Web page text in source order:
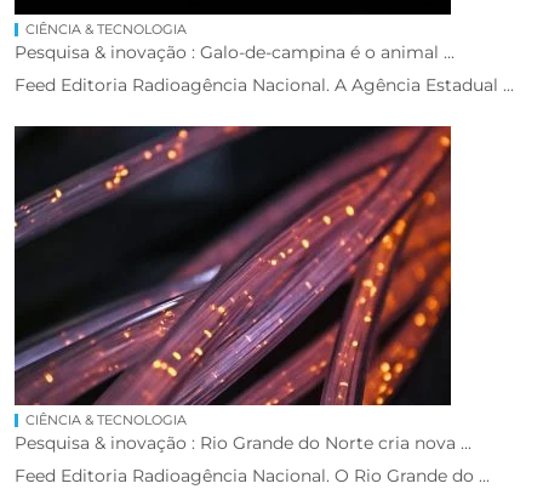
CIÊNCIA & TECNOLOGIA
Pesquisa & inovação : Galo-de-campina é o animal ...
Feed Editoria Radioagência Nacional. A Agência Estadual ...
CIÊNCIA & TECNOLOGIA
Pesquisa & inovação : Rio Grande do Norte cria nova ...
Feed Editoria Radioagência Nacional. O Rio Grande do ...